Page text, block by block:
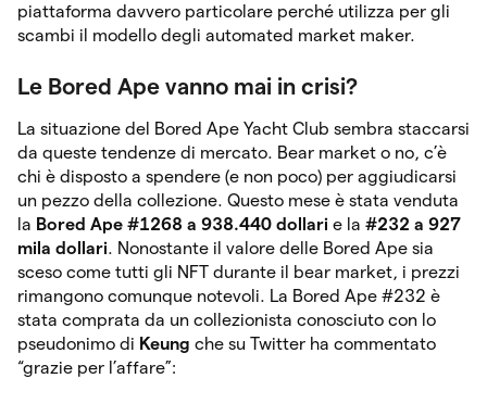
piattaforma davvero particolare perché utilizza per gli
scambi il modello degli automated market maker.
Le Bored Ape vanno mai in crisi?
La situazione del Bored Ape Yacht Club sembra staccarsi
da queste tendenze di mercato. Bear market o no, c’è
chi è disposto a spendere (e non poco) per aggiudicarsi
un pezzo della collezione. Questo mese è stata venduta
la Bored Ape #1268 a 938.440 dollari e la #232 a 927
mila dollari. Nonostante il valore delle Bored Ape sia
sceso come tutti gli NFT durante il bear market, i prezzi
rimangono comunque notevoli. La Bored Ape #232 è
stata comprata da un collezionista conosciuto con lo
pseudonimo di Keung che su Twitter ha commentato
“grazie per l’affare”: